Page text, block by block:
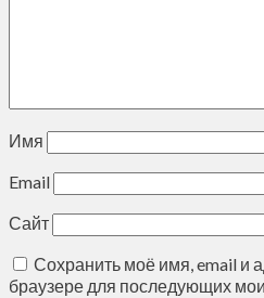
Имя
Email
Сайт
Сохранить моё имя, email и
браузере для последующих